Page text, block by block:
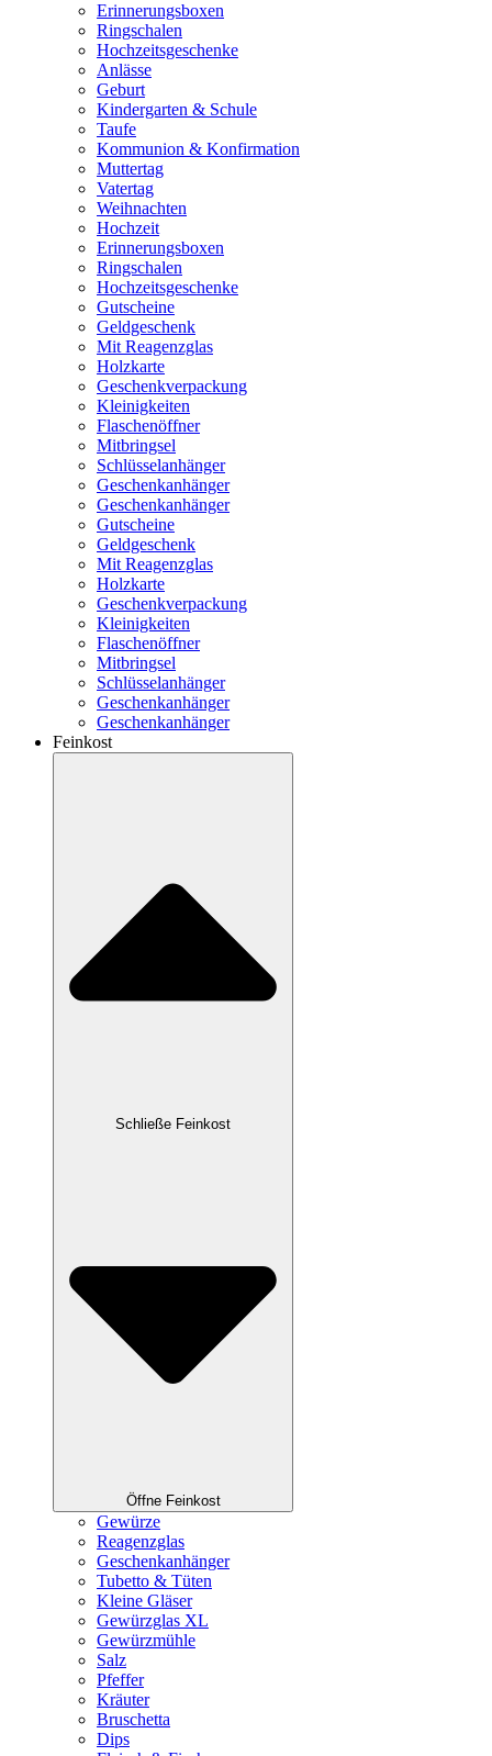
Erinnerungsboxen
Ringschalen
Hochzeitsgeschenke
Anlässe
Geburt
Kindergarten & Schule
Taufe
Kommunion & Konfirmation
Muttertag
Vatertag
Weihnachten
Hochzeit
Erinnerungsboxen
Ringschalen
Hochzeitsgeschenke
Gutscheine
Geldgeschenk
Mit Reagenzglas
Holzkarte
Geschenkverpackung
Kleinigkeiten
Flaschenöffner
Mitbringsel
Schlüsselanhänger
Geschenkanhänger
Geschenkanhänger
Gutscheine
Geldgeschenk
Mit Reagenzglas
Holzkarte
Geschenkverpackung
Kleinigkeiten
Flaschenöffner
Mitbringsel
Schlüsselanhänger
Geschenkanhänger
Geschenkanhänger
Feinkost
Schließe Feinkost
Öffne Feinkost
Gewürze
Reagenzglas
Geschenkanhänger
Tubetto & Tüten
Kleine Gläser
Gewürzglas XL
Gewürzmühle
Salz
Pfeffer
Kräuter
Bruschetta
Dips